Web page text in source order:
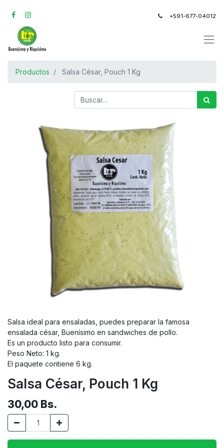
+591-677-04012
Productos Salsa César, Pouch 1 Kg
Salsa ideal para ensaladas, puedes preparar la famosa
ensalada césar, Buenísimo en sandwiches de pollo.
Es un producto listo para consumir.
Peso Neto: 1 kg.
El paquete contiene 6 kg.
Salsa César, Pouch 1 Kg
30,00 Bs.